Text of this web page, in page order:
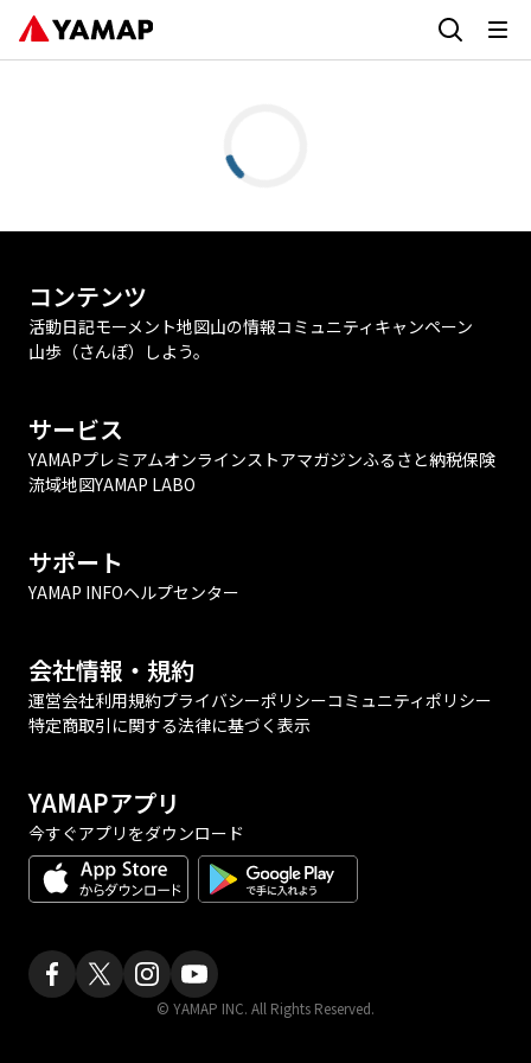
コンテンツ
活動日記モーメント地図山の情報コミュニティ キャンペーン
山歩（さんぽ）しよう。
サービス
YAMAPプレミアムオンラインストアマガジンふるさと納税保険
流域地図YAMAP LABO
サポート
YAMAP INFOヘルプセンター
会社情報・規約
運営会社利用規約プライバシーポリシーコミュニティポリシー
特定商取引に関する法律に基づく表示
YAMAPアプリ
今すぐアプリをダウンロード
© YAMAP INC. All Rights Reserved.